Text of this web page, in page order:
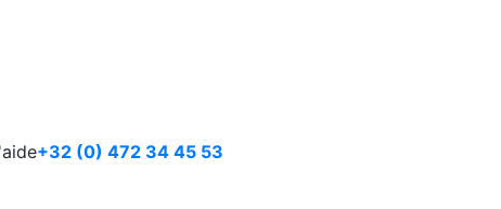
+32 (0) 472 34 45 53